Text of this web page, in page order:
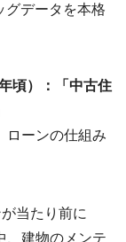
グデータを本格
頃）：「中古住
ローンの仕組み
当たり前に
、建物のメンテ